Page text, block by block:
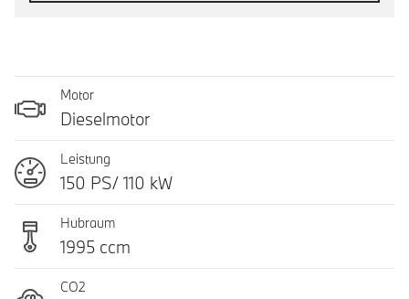
Motor
Dieselmotor
Leistung
150 PS/ 110 kW
Hubraum
1995 ccm
CO2